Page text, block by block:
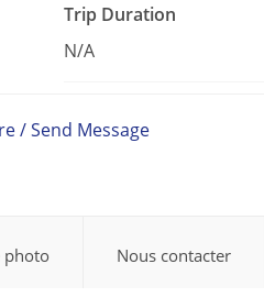
Trip Duration
N/A
/ Send Message
photo Nous contacter